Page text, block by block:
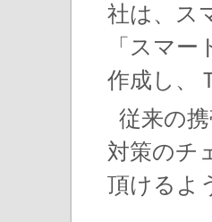
社は、ス
「スマ
作成し、
従来の
対策のチ
頂けるよ